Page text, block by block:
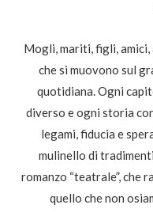
Mogli, mariti, figli,
che si muovono sul
quotidiana. Ogni
diverso e ogni storia
legami, fiducia e
mulinello di
romanzo “teatrale”, che
quello che non